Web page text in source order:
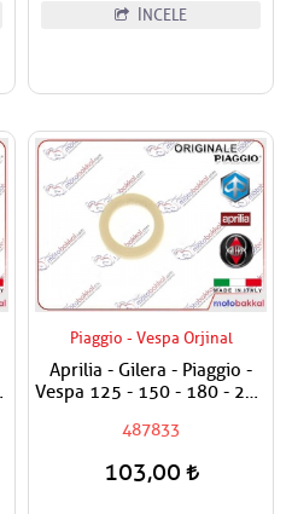
İNCELE
Piaggio - Vespa Orjinal
Aprilia - Gilera - Piaggio -
Vespa 125 - 150 - 180 - 200
Ağırlık Plastiği
487833
103,00